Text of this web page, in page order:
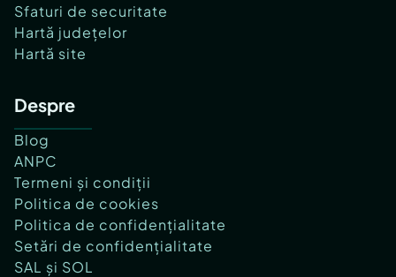
Sfaturi de securitate
Hartă județelor
Hartă site
Despre
Blog
ANPC
Termeni și condiții
Politica de cookies
Politica de confidențialitate
Setări de confidențialitate
SAL și SOL